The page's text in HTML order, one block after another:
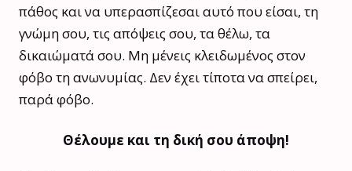
πάθος και να υπερασπίζεσαι αυτό που είσαι, τη
γνώμη σου, τις απόψεις σου, τα θέλω, τα
δικαιώματά σου. Μη μένεις κλειδωμένος στον
φόβο τη ανωνυμίας. Δεν έχει τίποτα να σπείρει,
παρά φόβο.
Θέλουμε και τη δική σου άποψη!